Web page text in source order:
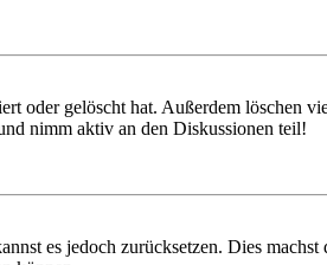
oder gelöscht hat. Außerdem löschen
nimm aktiv an den Diskussionen teil!
es jedoch zurücksetzen. Dies